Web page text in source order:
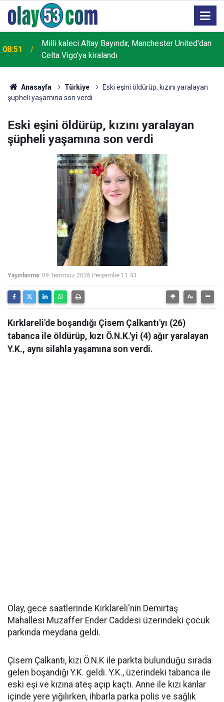
08:51
Milli kaleci Altay Bayındır, Manchester United'dan
Celta Vigo'ya kiralandı
Anasayfa Türkiye
Eski eşini öldürüp, kızını yaralayan
şüpheli yaşamına son verdi
Eski eşini öldürüp, kızını yaralayan
şüpheli yaşamına son verdi
Yayınlanma: 09 Temmuz 2026 Perşembe 11:43
Kırklareli'de boşandığı Çisem Çalkantı'yı (26)
tabanca ile öldürüp, kızı Ö.N.K.'yi (4) ağır yaralayan
Y.K., aynı silahla yaşamına son verdi.
Olay, gece saatlerinde Kırklareli'nin Demirtaş
Mahallesi Muzaffer Ender Caddesi üzerindeki çocuk
parkında meydana geldi.
Çisem Çalkantı, kızı Ö.N.K ile parkta bulunduğu sırada
gelen boşandığı Y.K. geldi. Y.K., üzerindeki tabanca ile
eski eşi ve kızına ateş açıp kaçtı. Anne ile kızı kanlar
içinde yere yığılırken, ihbarla parka polis ve sağlık